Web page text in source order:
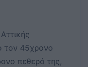
τον 45χρονο
πεθερό της,